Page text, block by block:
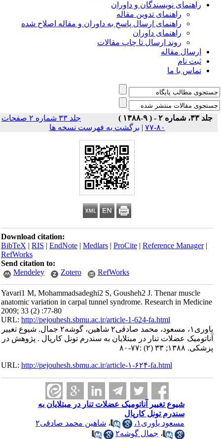
راهنمای نویسندگان و داوران
راهنمای تدوین مقاله
راهنمای ارسال پاسخ به داوران و مقاله اصلاح شده
راهنمای داوران
روند ارسال تا چاپ مقالات
ارسال مقاله
ثبت نام
تماس با ما
جلد ۳۳، شماره ۲ - ( ۹-۱۳۸۸ )
جلد ۳۳ شماره ۲ صفحات
۸۰-۷۷
|برگشت به فهرست نسخه ها
Download citation:
BibTeX|RIS|EndNote|Medlars|ProCite|Reference Manager
RefWorks
Send citation to:
Mendeley
Zotero RefWorks
Yavari1 M, Mohammadsadeghi2 S, Gousheh2 J. Thenar muscle
anatomic variation in carpal tunnel syndrome. Research in Medicine
2009; 33 (2) :77-80
URL:http://pejouhesh.sbmu.ac.ir/article-1-624-fa.html
یاوری۱، مسعود، محمد صادقی۲ شاهین، گوشه۲ جمال. شیوع تغییر
آناتومیک عضلات تنار در مبتلایان به سندرم تونل کارپال . پژوهش در
پزشکی. ۱۳۸۸; ۳۳ (۲) :۷۷-۸۰
URL:http://pejouhesh.sbmu.ac.ir/article-۱-۶۲۴-fa.html
شیوع تغییر آناتومیک عضلات تنار در مبتلایان به
سندرم تونل کارپال
مسعود یاوری۱،
،شاهین محمد صادقی۲
،جمال گوشه۲